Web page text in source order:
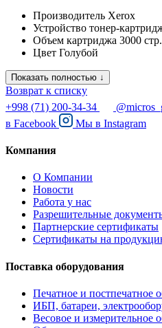
Производитель Xerox
Устройство тонер-
Объем картриджа 3000 стр.
Цвет Голубой
Показать полностью ↓
Возврат к списку
+998 (71) 200-34-34
в Facebook Мы в Instagram
Компания
О Компании
Новости
Работа у нас
Разрешительные
Партнерские сертификаты
Сертификаты на
Поставка оборудования
Печатное и постпечатное
ИБП, батареи,
Весовое и измерительное